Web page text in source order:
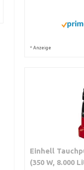
* Anzeige
Einhell
(350 W, 8.000